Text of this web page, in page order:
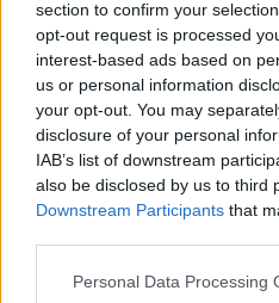
section to confirm your
opt-out request is processed
interest-based ads based on
us or personal information
your opt-out. You may
disclosure of your personal
IAB’s list of downstream
also be disclosed by us to third
Downstream Participants that
Personal Data Processing
Η τριπλέτα θα είναι αυτή
(Μουζάκης, Μπήτης και
νήματα ο περσινός
υπάρξει άλλος εκλεκτός;
δεν βλέπουμε ακόμη. Το
είναι οι διαιτητές στα
και δεν γίνεται κλήρωση
Αλήθεια ποιος είναι ο
διευθετήσει τα 27 ban